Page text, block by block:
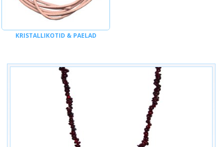
KRISTALLIKOTID & PAELAD